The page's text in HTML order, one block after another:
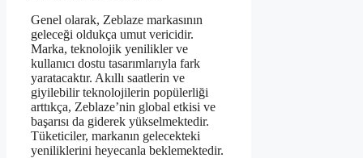
Genel olarak, Zeblaze markasının
geleceği oldukça umut vericidir.
Marka, teknolojik yenilikler ve
kullanıcı dostu tasarımlarıyla fark
yaratacaktır. Akıllı saatlerin ve
giyilebilir teknolojilerin popülerliği
arttıkça, Zeblaze’nin global etkisi ve
başarısı da giderek yükselmektedir.
Tüketiciler, markanın gelecekteki
yeniliklerini heyecanla beklemektedir.